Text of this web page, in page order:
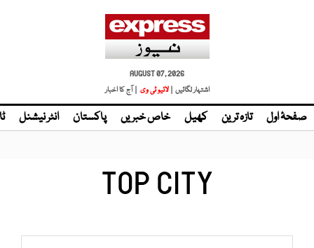
AUGUST 07, 2026
اشتہار لگائیں | لائیو ٹی وی | آج کا اخبار
صفحۂ اول تازہ ترین کھیل خاص خبریں پاکستان انٹر نیشنل
TOP CITY